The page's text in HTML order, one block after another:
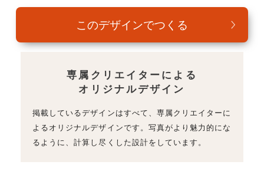
専属クリエイターによる
オリジナルデザイン
掲載しているデザインはすべて、専属クリエイターに
よるオリジナルデザインです。写真がより魅力的にな
るように、計算し尽くした設計をしています。